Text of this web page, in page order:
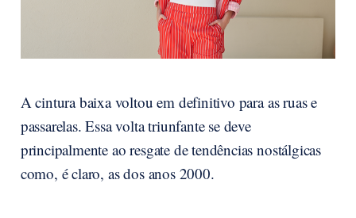
A cintura baixa voltou em definitivo para as ruas e
passarelas. Essa volta triunfante se deve
principalmente ao resgate de tendências nostálgicas
como, é claro, as dos anos 2000.